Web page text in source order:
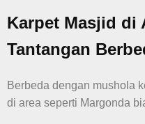
Karpet Masjid di
Tantangan
Berbeda dengan mushola
di area seperti Margonda